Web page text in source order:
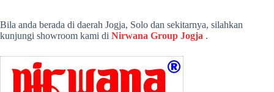
Bila anda berada di daerah Jogja, Solo dan sekitarnya, silahkan
kunjungi showroom kami di Nirwana Group Jogja .